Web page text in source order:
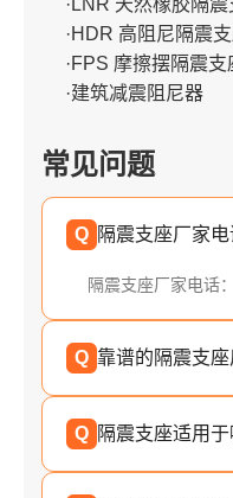
·HDR 高阻尼隔震
·FPS 摩擦摆隔震支
·建筑减震阻尼器
常见问题
Q 隔震支座厂家电
隔震支座厂家电话
Q 靠谱的隔震支座
Q 隔震支座适用于